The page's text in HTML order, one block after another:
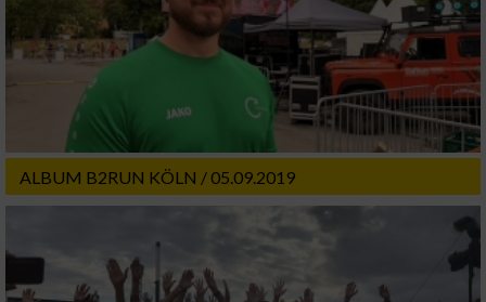
ALBUM B2RUN KÖLN / 05.09.2019